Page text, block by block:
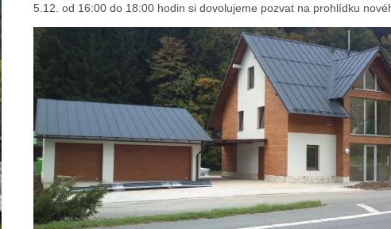
5.12. od 16:00 do 18:00 hodin si dovolujeme pozvat na prohlídku